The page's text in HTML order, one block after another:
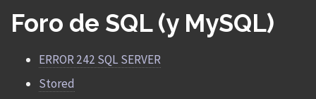
Foro de SQL (y MySQL)
ERROR 242 SQL SERVER
Stored